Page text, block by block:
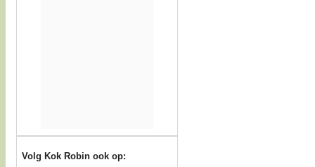
Volg Kok Robin ook op: